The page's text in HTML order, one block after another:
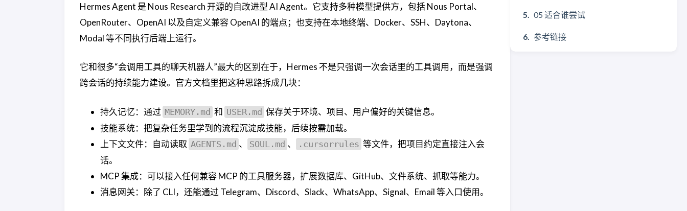
05 适合谁尝试
参考链接
Hermes Agent 是 Nous Research 开源的自改进型 AI Agent。它支持多种模型提供方，包括 Nous Portal、
OpenRouter、OpenAI 以及自定义兼容 OpenAI 的端点；也支持在本地终端、Docker、SSH、Daytona、
Modal 等不同执行后端上运行。
它和很多“会调用工具的聊天机器人”最大的区别在于，Hermes 不是只强调一次会话里的工具调用，而是强调
跨会话的持续能力建设。官方文档里把这种思路拆成几块：
持久记忆：通过 MEMORY.md 和 USER.md 保存关于环境、项目、用户偏好的关键信息。
技能系统：把复杂任务里学到的流程沉淀成技能，后续按需加载。
上下文文件：自动读取 AGENTS.md 、 SOUL.md 、 .cursorrules 等文件，把项目约定直接注入会
话。
MCP 集成：可以接入任何兼容 MCP 的工具服务器，扩展数据库、GitHub、文件系统、抓取等能力。
消息网关：除了 CLI，还能通过 Telegram、Discord、Slack、WhatsApp、Signal、Email 等入口使用。